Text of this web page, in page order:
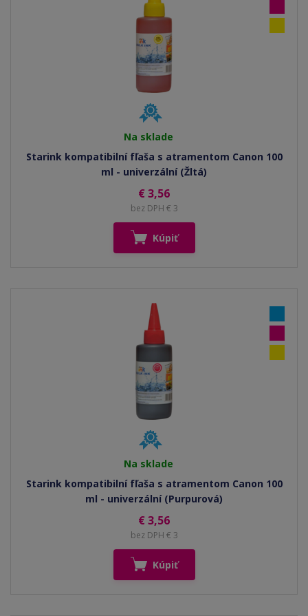
Na sklade
Starink kompatibilní fľaša s atramentom Canon 100
ml - univerzální (Žltá)
€ 3,56
bez DPH € 3
Kúpiť
Na sklade
Starink kompatibilní fľaša s atramentom Canon 100
ml - univerzální (Purpurová)
€ 3,56
bez DPH € 3
Kúpiť